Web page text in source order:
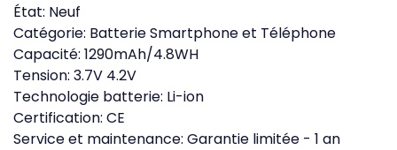
État: Neuf
Catégorie: Batterie Smartphone et Téléphone
Capacité: 1290mAh/4.8WH
Tension: 3.7V 4.2V
Technologie batterie: Li-ion
Certification: CE
Service et maintenance: Garantie limitée - 1 an